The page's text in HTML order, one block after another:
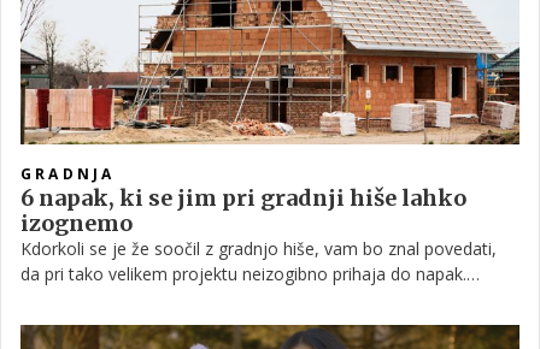
GRADNJA
6 napak, ki se jim pri gradnji hiše lahko
izognemo
Kdorkoli se je že soočil z gradnjo hiše, vam bo znal povedati,
da pri tako velikem projektu neizogibno prihaja do napak.
jo prinašajo sodobne zahteve in vedno napredujoči trendi